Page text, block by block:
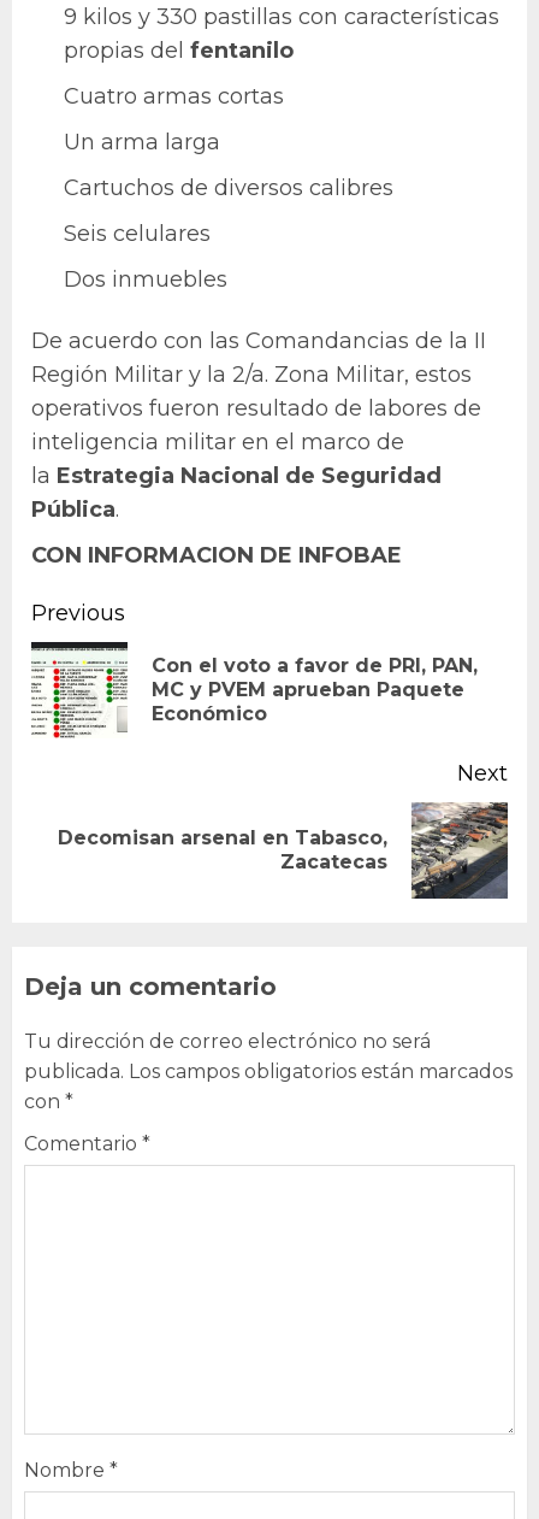
9 kilos y 330 pastillas con características
propias del fentanilo
Cuatro armas cortas
Un arma larga
Cartuchos de diversos calibres
Seis celulares
Dos inmuebles
De acuerdo con las Comandancias de la II
Región Militar y la 2/a. Zona Militar, estos
operativos fueron resultado de labores de
inteligencia militar en el marco de
la Estrategia Nacional de Seguridad
Pública.
CON INFORMACION DE INFOBAE
Continue
Reading
Previous
Con el voto a favor de PRI, PAN,
MC y PVEM aprueban Paquete
Económico
Next
Next
Decomisan arsenal en Tabasco,
Zacatecas
Deja un comentario
Tu dirección de correo electrónico no será
publicada. Los campos obligatorios están marcados
con *
Comentario *
Nombre *